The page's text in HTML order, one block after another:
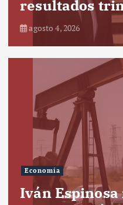
resultados
agosto 4, 2026
Economía
Iván